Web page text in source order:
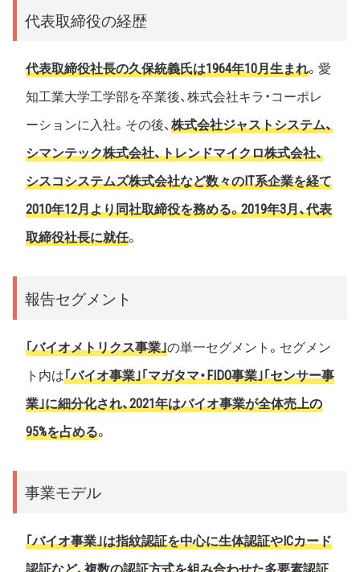
代表取締役の経歴
代表取締役社長の久保統義氏は1964年10月生まれ。愛
知工業大学工学部を卒業後、株式会社キラ・コーポレ
ーションに入社。その後、株式会社ジャストシステム、
シマンテック株式会社、トレンドマイクロ株式会社、
シスコシステムズ株式会社など数々のIT系企業を経て
2010年12月より同社取締役を務める。2019年3月、代表
取締役社長に就任。
報告セグメント
｢バイオメトリクス事業｣の単一セグメント。セグメン
ト内は｢バイオ事業｣｢マガタマ・FIDO事業｣｢センサー事
業｣に細分化され、2021年はバイオ事業が全体売上の
95%を占める。
事業モデル
｢バイオ事業｣は指紋認証を中心に生体認証やICカード
認証など、複数の認証方式を組み合わせた多要素認証